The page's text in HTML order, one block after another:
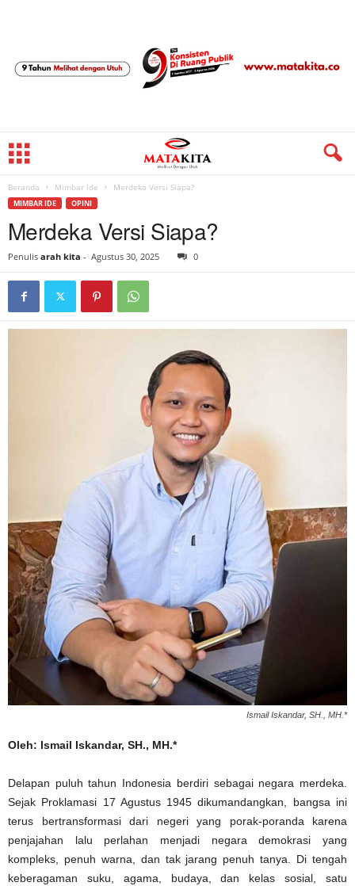
Beranda Mimbar Ide Merdeka Versi Siapa?
MIMBAR IDE OPINI
Merdeka Versi Siapa?
Penulis arah kita - Agustus 30, 2025 0
Ismail Iskandar, SH., MH.*
Oleh: Ismail Iskandar, SH., MH.*
Delapan puluh tahun Indonesia berdiri sebagai negara merdeka.
Sejak Proklamasi 17 Agustus 1945 dikumandangkan, bangsa ini
terus bertransformasi dari negeri yang porak-poranda karena
penjajahan lalu perlahan menjadi negara demokrasi yang
kompleks, penuh warna, dan tak jarang penuh tanya. Di tengah
keberagaman suku, agama, budaya, dan kelas sosial, satu